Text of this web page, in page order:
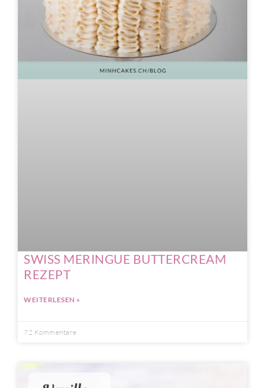
SWISS MERINGUE BUTTERCREAM
REZEPT
WEITERLESEN »
72 Kommentare